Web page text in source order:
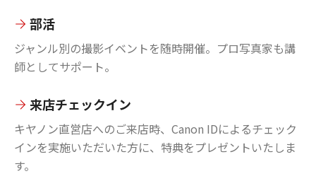
部活
ジャンル別の撮影イベントを随時開催。プロ写真家も講
師としてサポート。
来店チェックイン
キヤノン直営店へのご来店時、Canon IDによるチェック
インを実施いただいた方に、特典をプレゼントいたしま
す。